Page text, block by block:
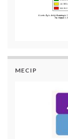
MECIP